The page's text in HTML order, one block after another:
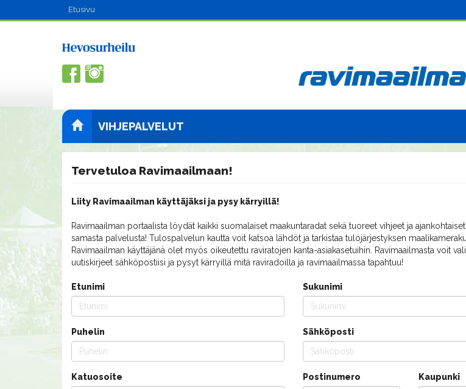
Etusivu
VIHJEPALVELUT
Tervetuloa Ravimaailmaan!
Liity Ravimaailman käyttäjäksi ja pysy kärryillä!
Ravimaailman portaalista löydät kaikki suomalaiset maakuntaradat sekä tuoreet vihjeet ja
samasta palvelusta! Tulospalvelun kautta voit katsoa lähdöt ja tarkistaa tulojärjestyksen
Ravimaailman käyttäjänä olet myös oikeutettu raviratojen kanta-asiakasetuihin. Ravimaailmasta voit
uutiskirjeet sähköpostiisi ja pysyt kärryillä mitä raviradoilla ja ravimaailmassa tapahtuu!
Etunimi Sukunimi
Puhelin Sähköposti
Katuosoite Postinumero Kaupunki